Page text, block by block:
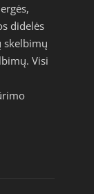
didelės
skelbimų
Visi